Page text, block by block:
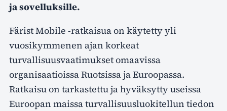
ja sovelluksille.
Färist Mobile -ratkaisua on käytetty yli
vuosikymmenen ajan korkeat
turvallisuusvaatimukset omaavissa
organisaatioissa Ruotsissa ja Euroopassa.
Ratkaisu on tarkastettu ja hyväksytty useissa
Euroopan maissa turvallisuusluokitellun tiedon